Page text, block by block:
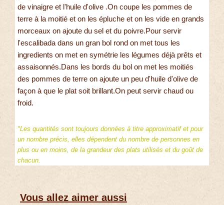
de vinaigre et l'huile d'olive .On coupe les pommes de
terre à la moitié et on les épluche et on les vide en grands
morceaux on ajoute du sel et du poivre.Pour servir
l'escalibada dans un gran bol rond on met tous les
ingredients on met en symétrie les légumes déjà prêts et
assaisonnés.Dans les bords du bol on met les moitiés
des pommes de terre on ajoute un peu d'huile d'olive de
façon à que le plat soit brillant.On peut servir chaud ou
froid.
*Les quantités sont toujours données à titre approximatif et pour
un nombre précis, elles dépendent du nombre de personnes en
plus ou en moins, de la grandeur des plats utilisés et du goût de
chacun.
Vous allez aimer aussi